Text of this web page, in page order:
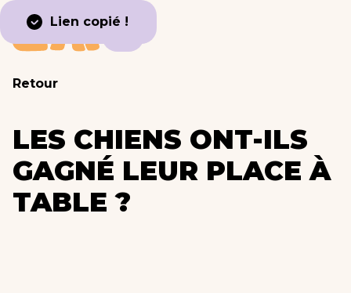
Lien copié !
Retour
LES CHIENS ONT-ILS
GAGNÉ LEUR PLACE À
TABLE ?